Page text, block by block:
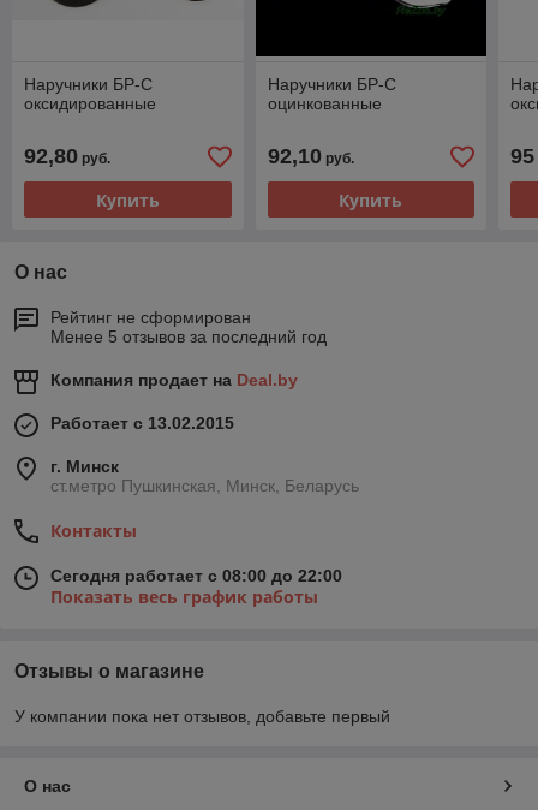
Наручники БР-С
оксидированные
92,80 руб.
Купить
Наручники БР-С
оцинкованные
92,10руб.
Купить
95
О нас
Рейтинг не сформирован
Менее 5 отзывов за последний год
Компания продает на Deal.by
Работает с 13.02.2015
г. Минск
ст.метро Пушкинская, Минск, Беларусь
Контакты
Сегодня работает с 08:00 до 22:00
Показать весь график работы
Отзывы о магазине
У компании пока нет отзывов, добавьте первый
О нас